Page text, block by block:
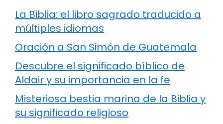
La Biblia: el libro sagrado traducido a
múltiples idiomas
Oración a San Simón de Guatemala
Descubre el significado bíblico de
Aldair y su importancia en la fe
Misteriosa bestia marina de la Biblia y
su significado religioso